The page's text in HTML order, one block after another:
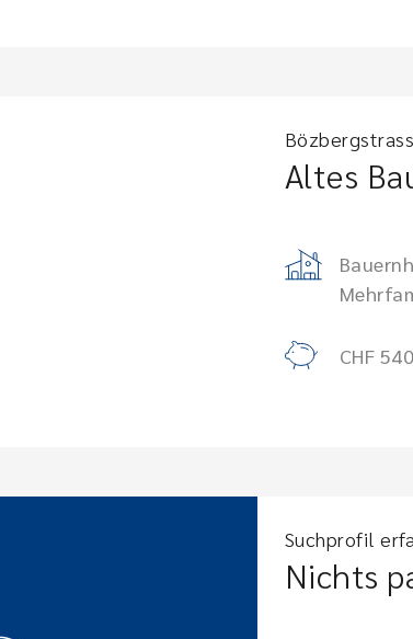
Altes
CHF
Suchprofil
Nichts